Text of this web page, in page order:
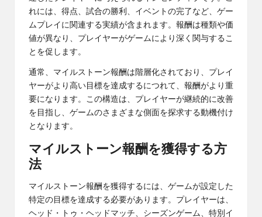
れには、得点、試合の勝利、イベントの完了など、ゲー
ムプレイに関連する実績が含まれます。報酬は種類や価
値が異なり、プレイヤーがゲームにより深く関与するこ
とを促します。
通常、マイルストーン報酬は階層化されており、プレイ
ヤーがより高い目標を達成するにつれて、報酬がより重
要になります。この構造は、プレイヤーが継続的に改善
を目指し、ゲームのさまざまな側面を探求する動機付け
となります。
マイルストーン報酬を獲得する方
法
マイルストーン報酬を獲得するには、ゲームが設定した
特定の目標を達成する必要があります。プレイヤーは、
ヘッド・トゥ・ヘッドマッチ、シーズンゲーム、特別イ